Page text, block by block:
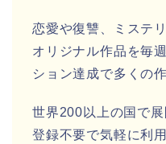
恋愛や復讐、ミステ
オリジナル作品を毎
ション達成で多くの
世界200以上の国で
登録不要で気軽に利